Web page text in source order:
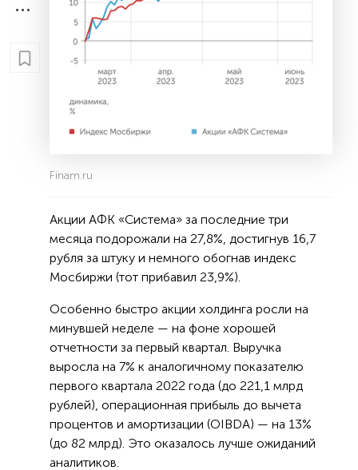
Finam.ru
Акции АФК «Система» за последние три
месяца подорожали на 27,8%, достигнув 16,7
рубля за штуку и немного обогнав индекс
Мосбиржи (тот прибавил 23,9%).
Особенно быстро акции холдинга росли на
минувшей неделе — на фоне хорошей
отчетности за первый квартал. Выручка
выросла на 7% к аналогичному показателю
первого квартала 2022 года (до 221,1 млрд
рублей), операционная прибыль до вычета
процентов и амортизации (OIBDA) — на 13%
(до 82 млрд). Это оказалось лучше ожиданий
аналитиков.